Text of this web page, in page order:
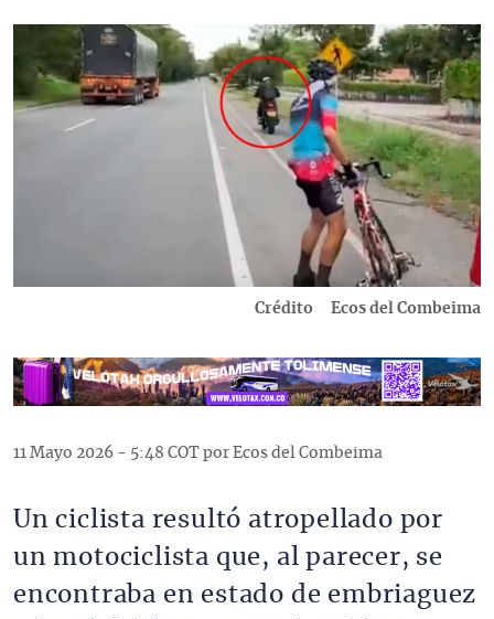
Crédito Ecos del Combeima
11 Mayo 2026 - 5:48 COT por Ecos del Combeima
Un ciclista resultó atropellado por
un motociclista que, al parecer, se
encontraba en estado de embriaguez